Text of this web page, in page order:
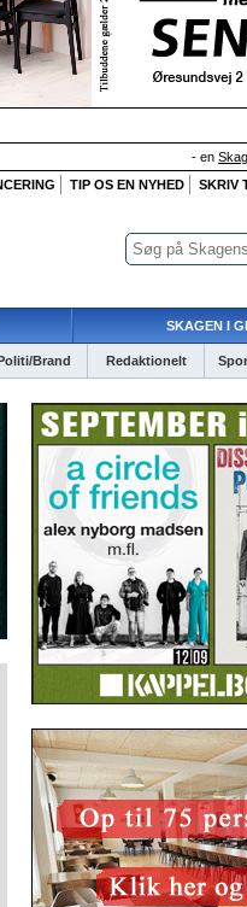
- en
TIP OS EN NYHED SKRIV
SKAGEN I
Brand Redaktionelt